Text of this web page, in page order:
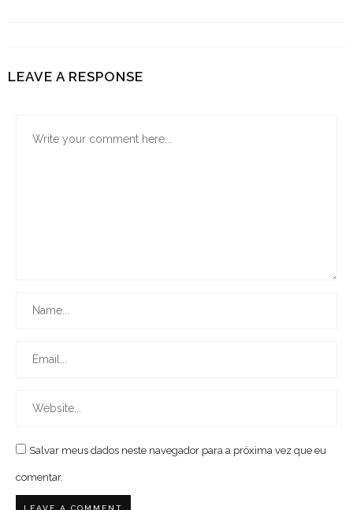
LEAVE A RESPONSE
Salvar meus dados neste navegador para a próxima vez que eu
comentar.